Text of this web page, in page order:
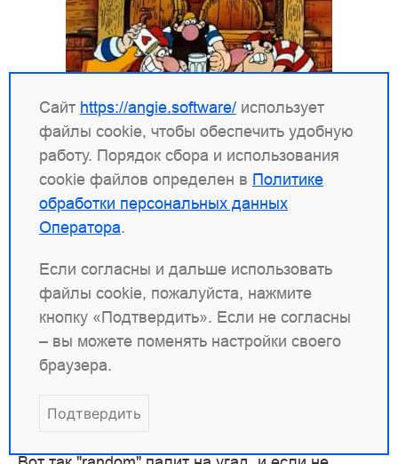
Балансировщик "random" использует случайный
выбор upstream-сервера, с учётом весов. Хоть
не так плохо, как может показаться с первого
взгляда. На больших числах, т.е. при большом
числе запросов, они довольно равномерно
размажутся по upstream-серверам. А,
собственно, качественный балансировщик и
нужен только тогда, когда запросов достаточно
много.
Сайт https://angie.software/ использует
файлы cookie, чтобы обеспечить удобную
работу. Порядок сбора и использования
cookie файлов определен в Политике
обработки персональных данных
Оператора.
Если согласны и дальше использовать
файлы cookie, пожалуйста, нажмите
кнопку «Подтвердить». Если не согласны
– вы можете поменять настройки своего
браузера.
Подтвердить